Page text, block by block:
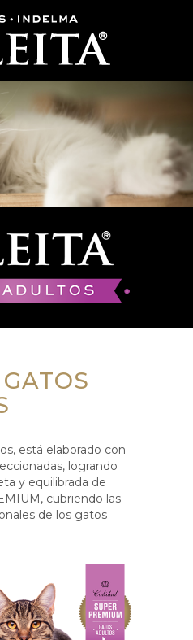
está elaborado con
logrando
y equilibrada de
cubriendo las
de los gatos